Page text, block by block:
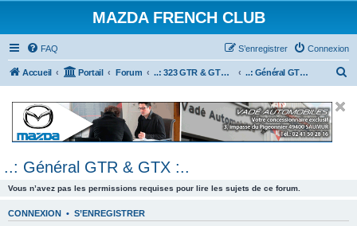
MAZDA FRENCH CLUB
FAQ Connexion
S’enregistrer
Accueil Portail Forum ..: 323 GTR & GTX :.. ..: Général GTR & GTX :..
..: Général GTR & GTX :..
Vous n’avez pas les permissions requises pour lire les sujets de ce forum.
CONNEXION • S’ENREGISTRER